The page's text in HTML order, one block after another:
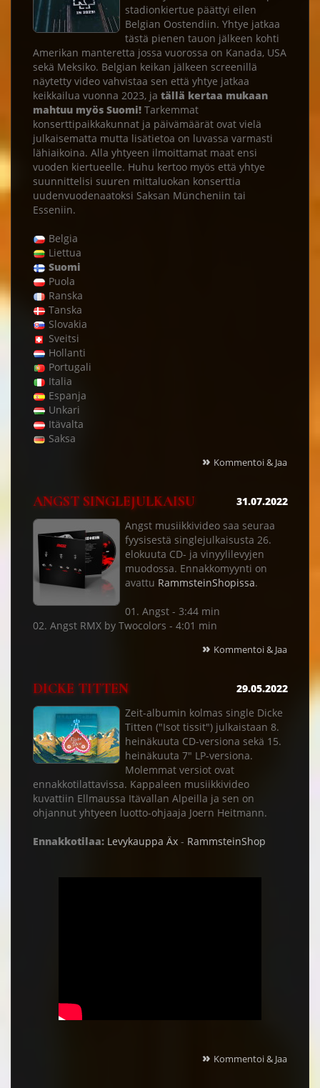
stadionkiertue päättyi eilen
Belgian Oostendiin. Yhtye jatkaa
tästä pienen tauon jälkeen kohti
Amerikan manteretta jossa vuorossa on Kanada, USA
sekä Meksiko. Belgian keikan jälkeen screenillä
näytetty video vahvistaa sen että yhtye jatkaa
keikkailua vuonna 2023, ja tällä kertaa mukaan
mahtuu myös Suomi! Tarkemmat
konserttipaikkakunnat ja päivämäärät ovat vielä
julkaisematta mutta lisätietoa on luvassa varmasti
lähiaikoina. Alla yhtyeen ilmoittamat maat ensi
vuoden kiertueelle. Huhu kertoo myös että yhtye
suunnittelisi suuren mittaluokan konserttia
uudenvuodenaatoksi Saksan Müncheniin tai
Esseniin.
Belgia
Liettua
Suomi
Puola
Ranska
Tanska
Slovakia
Sveitsi
Hollanti
Portugali
Italia
Espanja
Unkari
Itävalta
Saksa
» Kommentoi & Jaa
ANGST SINGLEJULKAISU
31.07.2022
Angst musiikkivideo saa seuraa
fyysisestä singlejulkaisusta 26.
elokuuta CD- ja vinyylilevyjen
muodossa. Ennakkomyynti on
avattu RammsteinShopissa.
01. Angst - 3:44 min
02. Angst RMX by Twocolors - 4:01 min
» Kommentoi & Jaa
DICKE TITTEN
29.05.2022
Zeit-albumin kolmas single Dicke
Titten ("Isot tissit") julkaistaan 8.
heinäkuuta CD-versiona sekä 15.
heinäkuuta 7" LP-versiona.
Molemmat versiot ovat
ennakkotilattavissa. Kappaleen musiikkivideo
kuvattiin Ellmaussa Itävallan Alpeilla ja sen on
ohjannut yhtyeen luotto-ohjaaja Joern Heitmann.
Ennakkotilaa: Levykauppa Äx - RammsteinShop
» Kommentoi & Jaa